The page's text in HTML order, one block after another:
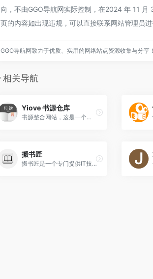
向，不由GGO导航网实际控制，在2024 年 11
页的内容如出现违规，可以直接联系网站管理员
GGO导航网致力于优质、实用的网络站点资源收集与分享！
相关导航
Yiove 书源仓库
书源整合网站，这是一个专为小说阅读爱好者设计的平台。我们提供最新最全的书源配置文件，让你在各种阅读APP上轻松搜索到心仪的小说。
搬书匠
搬书匠是一个专门提供IT技术类电子书搜索